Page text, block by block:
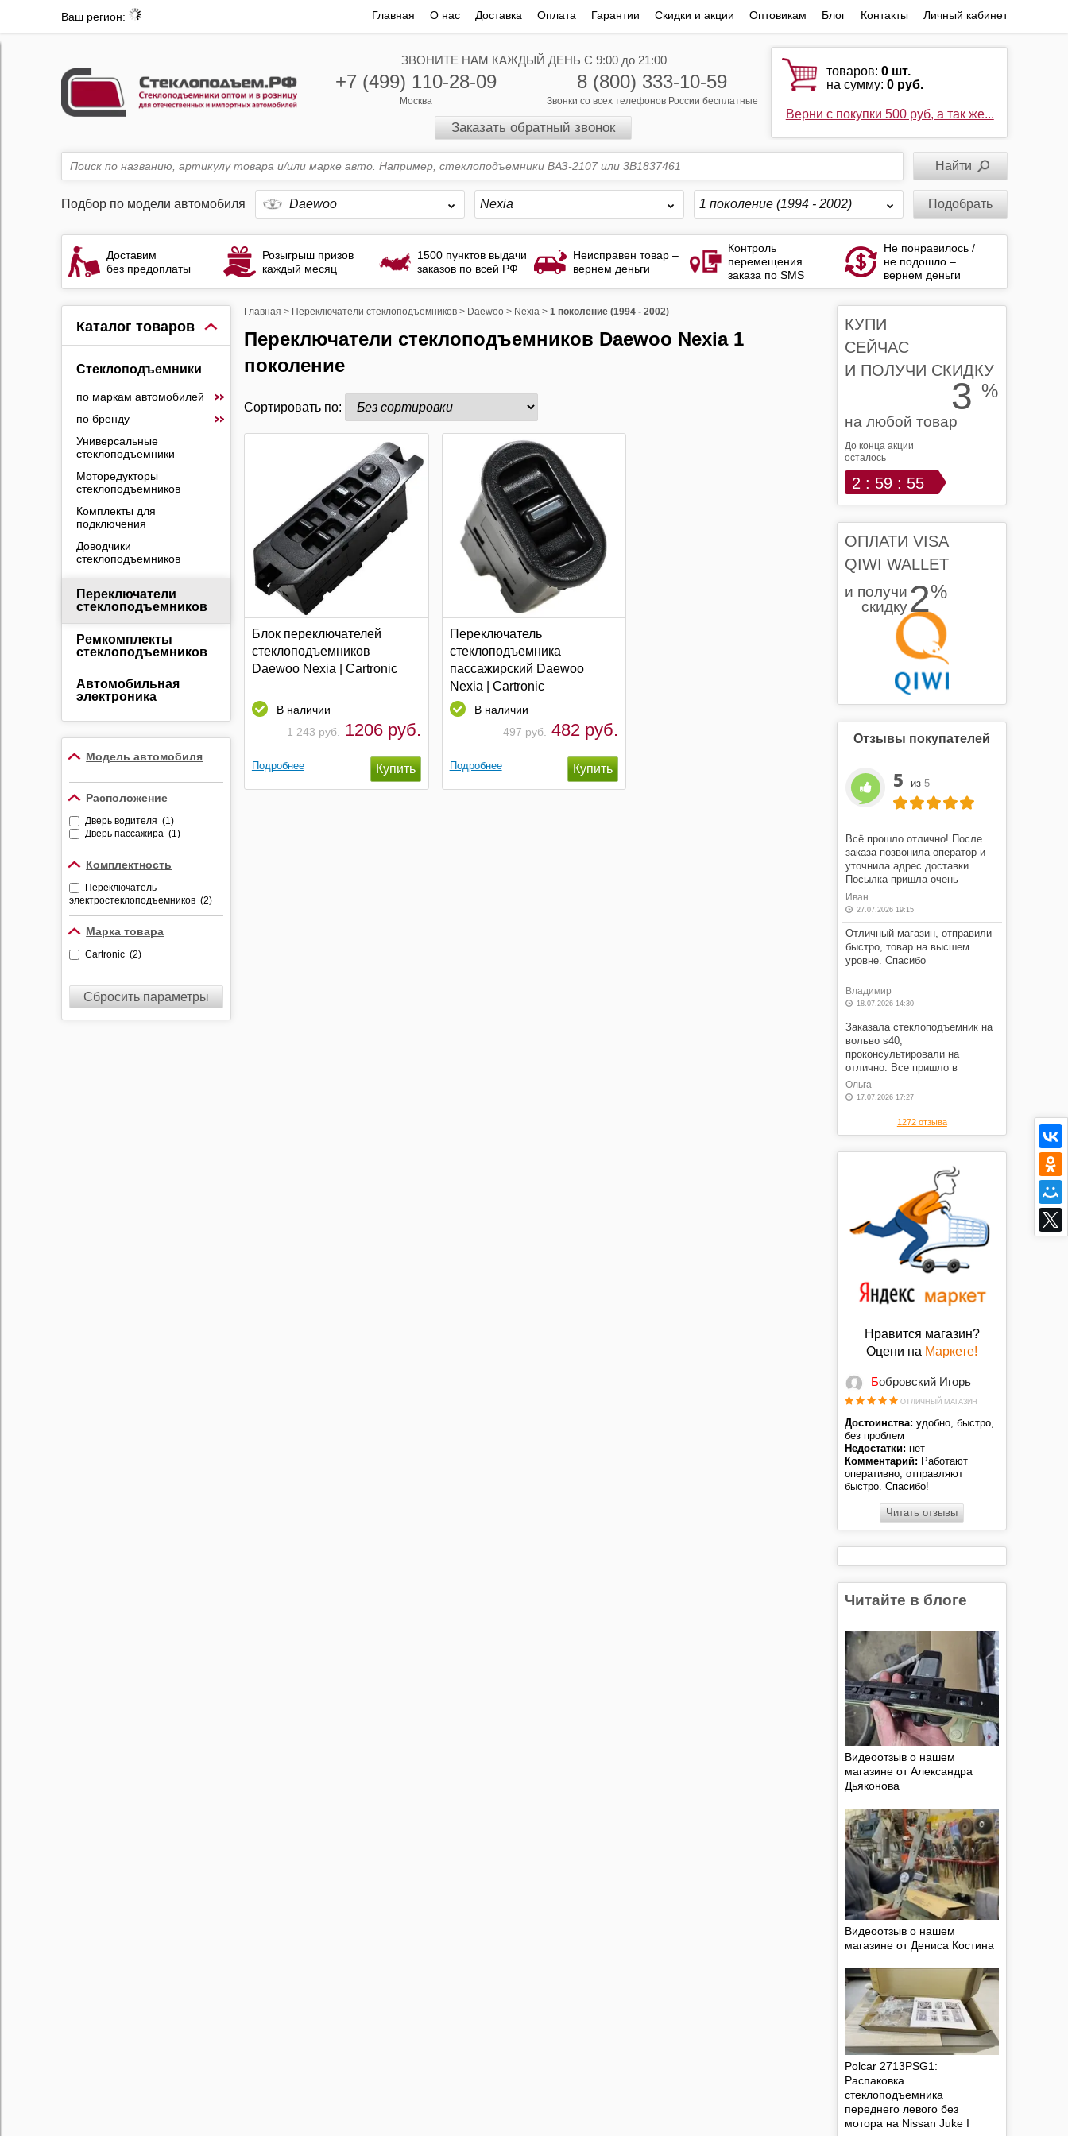
Ваш регион: Главная О нас Доставка Оплата Гарантии Скидки и акции Оптовикам Блог Контакты Личный кабинет
ЗВОНИТЕ НАМ КАЖДЫЙ ДЕНЬ С 9:00 до 21:00
+7 (499) 110-28-09
Москва
8 (800) 333-10-59
Звонки со всех телефонов России бесплатные
Заказать обратный звонок
товаров:0 шт.
на сумму:0 руб.
Верни с покупки 500 руб, а так же...
Подбор по модели автомобиля Daewoo Nexia 1 поколение (1994 - 2002) Подобрать
Доставим
без предоплаты
Розыгрыш призов
каждый месяц
1500 пунктов выдачи
заказов по всей РФ
Неисправен товар –
вернем деньги
Контроль
перемещения
заказа по SMS
Не понравилось /
не подошло –
вернем деньги
Каталог товаров
Стеклоподъемники
по маркам автомобилей
по бренду
Универсальные
стеклоподъемники
Моторедукторы
стеклоподъемников
Комплекты для
подключения
Доводчики
стеклоподъемников
Переключатели
стеклоподъемников
Ремкомплекты
стеклоподъемников
Автомобильная
электроника
Противоугонные
устройства
Видеорегистраторы
Радар-детекторы
Комбо-устройства
Парктроники
Алкотестеры
Держатели
видеорегистраторов и
радар-детекторов
Модель автомобиля
Расположение
Дверь водителя (1)
Дверь пассажира (1)
Комплектность
Переключатель
электростеклоподъемников (2)
Марка товара
Cartronic (2)
Сбросить параметры
Главная > Переключатели стеклоподъемников > Daewoo > Nexia > 1 поколение (1994 - 2002)
Переключатели стеклоподъемников Daewoo Nexia 1
поколение
Сортировать по:
Блок переключателей
стеклоподъемников
Daewoo Nexia | Cartronic
В наличии
1 243 руб. 1206 руб.
Подробнее
Переключатель
стеклоподъемника
пассажирский Daewoo
Nexia | Cartronic
В наличии
497 руб. 482 руб.
Подробнее
КУПИ
СЕЙЧАС
И ПОЛУЧИ СКИДКУ
3 %
на любой товар
До конца акции
осталось
2 : 59 : 55
ОПЛАТИ VISA
QIWI WALLET
и получи
скидку2%
Отзывы покупателей
5 из5
Всё прошло отлично! После
заказа позвонила оператор и
уточнила адрес доставки.
Посылка пришла очень
быстро! Я очень доволен этим
магазином.
Иван
27.07.2026 19:15
Отличный магазин, отправили
быстро, товар на высшем
уровне. Спасибо
Владимир
18.07.2026 14:30
Заказала стеклоподъемник на
вольво s40,
проконсультировали на
отлично. Все пришло в
оговоренные сроки, в отличном
состоянии, по оговоренной
Ольга
17.07.2026 17:27
1272 отзыва
Нравится магазин?
Оцени на Маркете!
Бобровский Игорь
ОТЛИЧНЫЙ МАГАЗИН
Достоинства: удобно, быстро,
без проблем
Недостатки: нет
Комментарий: Работают
оперативно, отправляют
быстро. Спасибо!
Читать отзывы
Читайте в блоге
Видеоотзыв о нашем
магазине от Александра
Дьяконова
Видеоотзыв о нашем
магазине от Дениса Костина
Polcar 2713PSG1:
Распаковка
стеклоподъемника
переднего левого без
мотора на Nissan Juke I